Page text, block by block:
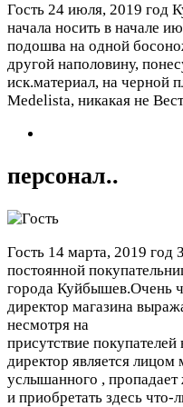
Гость 24 июля, 2019 год
начала носить в начале
подошва на одной
другой наполовину,
иск.материал, на черной
Medelista, никакая не
персонал..
Гость 14 марта, 2019 год
постоянной
города Куйбышев.Очень
директор магазина
несмотря на
присутствие
директор является лицом
услышанного , пропадает
и приобретать здесь что-